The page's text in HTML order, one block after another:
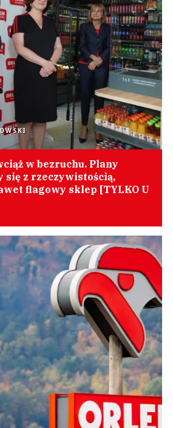
w bezruchu. Plany
się z rzeczywistością,
flagowy sklep [TYLKO U